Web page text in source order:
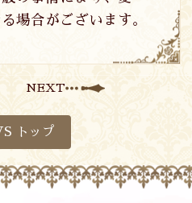
場合がございます。
NEXT
トップ